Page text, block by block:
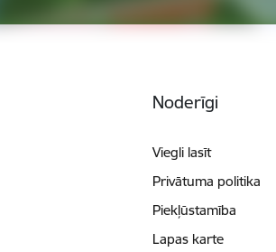
Noderīgi
Viegli lasīt
Privātuma politika
Piekļūstamība
Lapas karte